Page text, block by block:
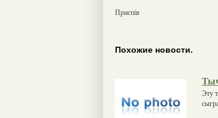
Приспів
Похожие новости.
Эту